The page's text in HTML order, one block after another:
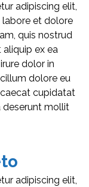
adipiscing elit,
et dolore
quis nostrud
ex ea
dolor in
dolore eu
cupidatat
deserunt mollit
adipiscing elit,